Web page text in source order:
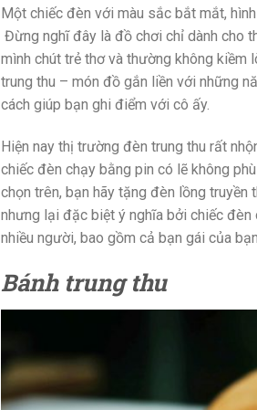
Một chiếc đèn với màu sắc bắt mắt,
Đừng nghĩ đây là đồ chơi chỉ dành cho
mình chút trẻ thơ và thường không
trung thu – món đồ gắn liền với những
cách giúp bạn ghi điểm với cô ấy.
Hiện nay thị trường đèn trung thu rất
chiếc đèn chạy bằng pin có lẽ không
chọn trên, bạn hãy tặng đèn lồng truyền
nhưng lại đặc biệt ý nghĩa bởi chiếc đèn
nhiều người, bao gồm cả bạn gái của bạn.
Bánh trung thu